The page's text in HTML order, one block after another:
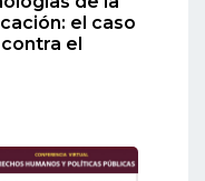
el caso
el